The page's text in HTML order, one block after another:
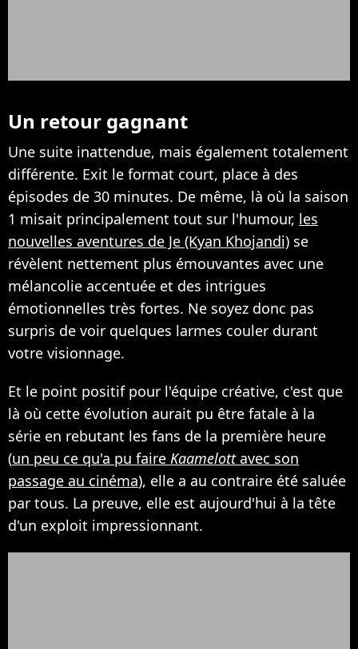
Un retour gagnant
Une suite inattendue, mais également totalement
différente. Exit le format court, place à des
épisodes de 30 minutes. De même, là où la saison
1 misait principalement tout sur l'humour, les
nouvelles aventures de Je (Kyan Khojandi) se
révèlent nettement plus émouvantes avec une
mélancolie accentuée et des intrigues
émotionnelles très fortes. Ne soyez donc pas
surpris de voir quelques larmes couler durant
votre visionnage.
Et le point positif pour l'équipe créative, c'est que
là où cette évolution aurait pu être fatale à la
série en rebutant les fans de la première heure
(un peu ce qu'a pu faire Kaamelottavec son
passage au cinéma), elle a au contraire été saluée
par tous. La preuve, elle est aujourd'hui à la tête
d'un exploit impressionnant.